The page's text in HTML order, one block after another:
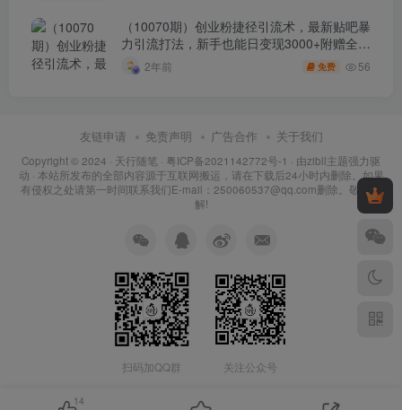
（10070期）创业粉捷径引流术，最新贴吧暴
力引流打法，新手也能日变现3000+附赠全…
2年前 免费 56
友链申请 免责声明 广告合作 关于我们
Copyright © 2024 · 天行随笔 · 粤ICP备2021142772号-1 · 由zibll主题强力驱
动 · 本站所发布的全部内容源于互联网搬运，请在下载后24小时内删除。如果
有侵权之处请第一时间联系我们E-mail：250060537@qq.com删除。敬请谅
解!
扫码加QQ群 关注公众号
14